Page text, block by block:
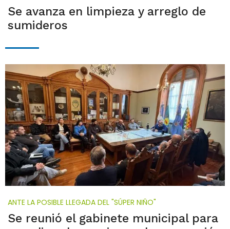
Se avanza en limpieza y arreglo de
sumideros
ANTE LA POSIBLE LLEGADA DEL "SÚPER NIÑO"
Se reunió el gabinete municipal para